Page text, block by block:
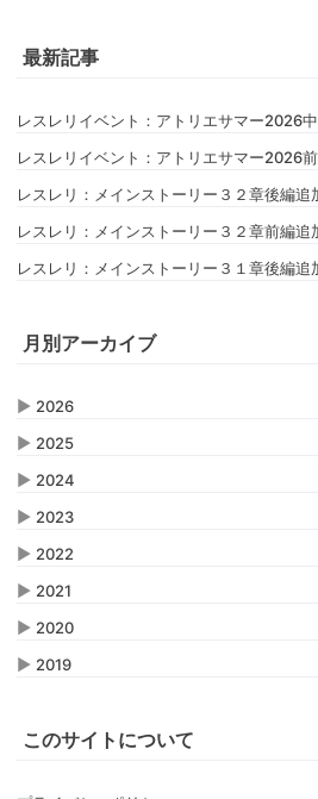
最新記事
レスレリイベント：アトリエサマー2026
レスレリイベント：アトリエサマー2026
レスレリ：メインストーリー３２章後編追
レスレリ：メインストーリー３２章前編
レスレリ：メインストーリー３１章後編追
月別アーカイブ
▶ 2026
▶ 2025
▶ 2024
▶ 2023
▶ 2022
▶ 2021
▶ 2020
▶ 2019
このサイトについて